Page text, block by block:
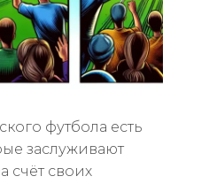
футбола есть
заслуживают
счёт своих